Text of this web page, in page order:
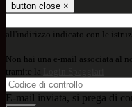
button close ×
all'indirizzo indicato con le
Non hai una e-mail associata al
tramite la
E-mail inviata, si prega di